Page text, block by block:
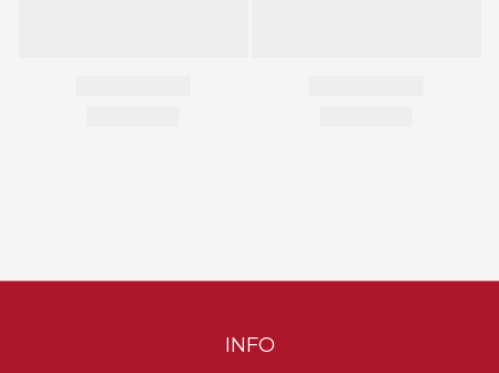
INFO